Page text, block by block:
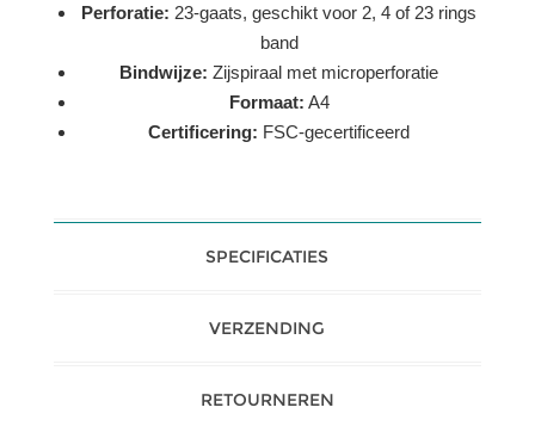
Perforatie: 23-gaats, geschikt voor 2, 4 of 23 rings
band
Bindwijze: Zijspiraal met microperforatie
Formaat: A4
Certificering: FSC-gecertificeerd
SPECIFICATIES
VERZENDING
RETOURNEREN